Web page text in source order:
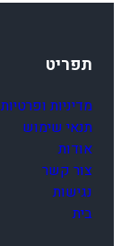
תפריט
מדיניות ופרטיות
תנאי שימוש
אודות
צור קשר
נגישות
בית